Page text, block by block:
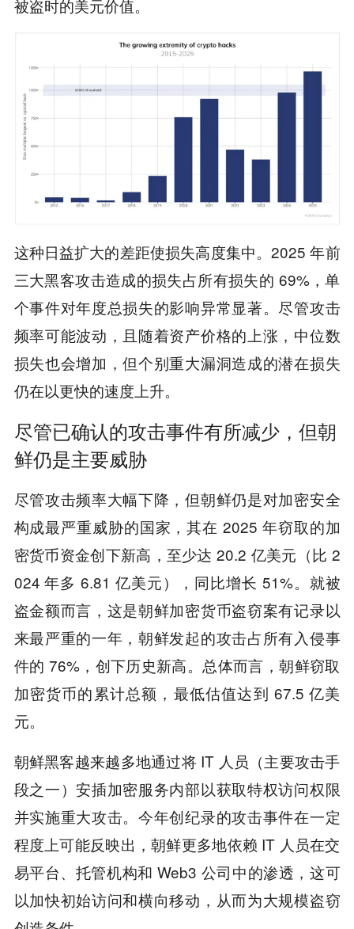
被盗时的美元价值。
这种日益扩大的差距使损失高度集中。2025 年前
三大黑客攻击造成的损失占所有损失的 69%，单
个事件对年度总损失的影响异常显著。尽管攻击
频率可能波动，且随着资产价格的上涨，中位数
损失也会增加，但个别重大漏洞造成的潜在损失
仍在以更快的速度上升。
尽管已确认的攻击事件有所减少，但朝
鲜仍是主要威胁
尽管攻击频率大幅下降，但朝鲜仍是对加密安全
构成最严重威胁的国家，其在 2025 年窃取的加
密货币资金创下新高，至少达 20.2 亿美元（比 2
024 年多 6.81 亿美元），同比增长 51%。就被
盗金额而言，这是朝鲜加密货币盗窃案有记录以
来最严重的一年，朝鲜发起的攻击占所有入侵事
件的 76%，创下历史新高。总体而言，朝鲜窃取
加密货币的累计总额，最低估值达到 67.5 亿美
元。
朝鲜黑客越来越多地通过将 IT 人员（主要攻击手
段之一）安插加密服务内部以获取特权访问权限
并实施重大攻击。今年创纪录的攻击事件在一定
程度上可能反映出，朝鲜更多地依赖 IT 人员在交
易平台、托管机构和 Web3 公司中的渗透，这可
以加快初始访问和横向移动，从而为大规模盗窃